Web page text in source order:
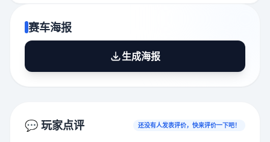
赛车海报
生成海报
💬 玩家点评 还没有人发表评价，快来评价一下吧！